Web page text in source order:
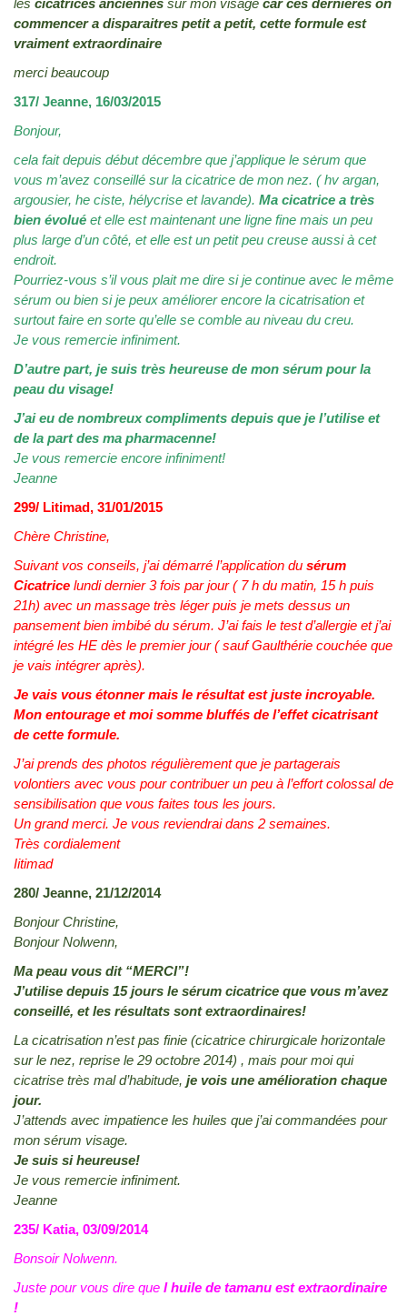
commencer a disparaitres petit a petit, cette formule est
vraiment extraordinaire
merci beaucoup
317/ Jeanne, 16/03/2015
Bonjour,
cela fait depuis début décembre que j’applique le sėrum que
vous m’avez conseillé sur la cicatrice de mon nez. ( hv argan,
argousier, he ciste, hélycrise et lavande). Ma cicatrice a très
bien évolué et elle est maintenant une ligne fine mais un peu
plus large d’un côté, et elle est un petit peu creuse aussi à cet
endroit.
Pourriez-vous s’il vous plait me dire si je continue avec le même
sérum ou bien si je peux améliorer encore la cicatrisation et
surtout faire en sorte qu’elle se comble au niveau du creu.
Je vous remercie infiniment.
D’autre part, je suis très heureuse de mon sérum pour la
peau du visage!
J’ai eu de nombreux compliments depuis que je l’utilise et
de la part des ma pharmacenne!
Je vous remercie encore infiniment!
Jeanne
299/ Litimad, 31/01/2015
Chère Christine,
Suivant vos conseils, j’ai démarré l’application du sérum
Cicatrice lundi dernier 3 fois par jour ( 7 h du matin, 15 h puis
21h) avec un massage très léger puis je mets dessus un
pansement bien imbibé du sérum. J’ai fais le test d’allergie et j’ai
intégré les HE dès le premier jour ( sauf Gaulthérie couchée que
je vais intégrer après).
Je vais vous étonner mais le résultat est juste incroyable.
Mon entourage et moi somme bluffés de l’effet cicatrisant
de cette formule.
J’ai prends des photos régulièrement que je partagerais
volontiers avec vous pour contribuer un peu à l’effort colossal de
sensibilisation que vous faites tous les jours.
Un grand merci. Je vous reviendrai dans 2 semaines.
Très cordialement
Iitimad
280/ Jeanne, 21/12/2014
Bonjour Christine,
Bonjour Nolwenn,
Ma peau vous dit “MERCI”!
J’utilise depuis 15 jours le sérum cicatrice que vous m’avez
conseillé, et les résultats sont extraordinaires!
La cicatrisation n’est pas finie (cicatrice chirurgicale horizontale
sur le nez, reprise le 29 octobre 2014) , mais pour moi qui
cicatrise très mal d’habitude, je vois une amélioration chaque
jour.
J’attends avec impatience les huiles que j’ai commandées pour
mon sérum visage.
Je suis si heureuse!
Je vous remercie infiniment.
Jeanne
235/ Katia, 03/09/2014
Bonsoir Nolwenn.
Juste pour vous dire que l huile de tamanu est extraordinaire
!